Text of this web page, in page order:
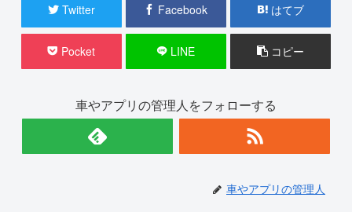
Twitter Facebook はてブ
Pocket LINE コピー
車やアプリの管理人をフォローする
車やアプリの管理人